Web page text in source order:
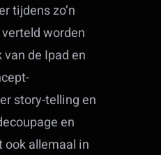
tijdens zo’n
worden
de Ipad en
story-telling en
en
ook allemaal in